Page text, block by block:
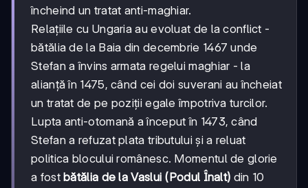
încheind un tratat anti-maghiar.
Relațiile cu Ungaria au evoluat de la conflict -
bătălia de la Baia din decembrie 1467 unde
Stefan a învins armata regelui maghiar - la
alianță în 1475, când cei doi suverani au încheiat
un tratat de pe poziții egale împotriva turcilor.
Lupta anti-otomană a început în 1473, când
Stefan a refuzat plata tributului și a reluat
politica blocului românesc. Momentul de glorie
a fost bătălia de la Vaslui (Podul Înalt) din 10